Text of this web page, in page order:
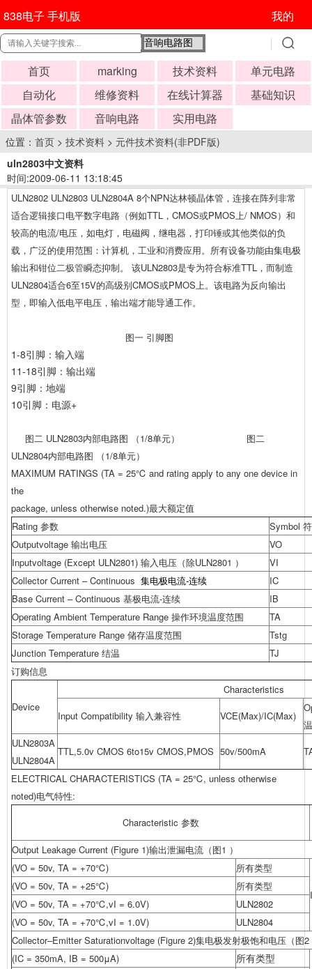
838电子 手机版 我的
首页 marking 技术资料
单元电路
自动化
维修资料 在线计算器
基础知识
晶体管参数
音响电路 实用电路
位置： 首页 > 技术资料 > 元件技术资料(非PDF版)
uln2803中文资料
时间:2009-06-11 13:18:45
ULN2802 ULN2803 ULN2804A 8个NPN达林顿晶体管，连接在阵列非常
适合逻辑接口电平数字电路（例如TTL，CMOS或PMOS上/ NMOS）和
较高的电流/电压，如电灯，电磁阀，继电器，打印锤或其他类似的负
载，广泛的使用范围：计算机，工业和消费应用。所有设备功能由集电极
输出和钳位二极管瞬态抑制。 该ULN2803是专为符合标准TTL，而制造
ULN2804适合6至15V的高级别CMOS或PMOS上。该电路为反向输出
型，即输入低电平电压，输出端才能导通工作。
图一 引脚图
1-8引脚：输入端
11-18引脚：输出端
9引脚：地端
10引脚：电源+
图二 ULN2803内部电路图 （1/8单元） 图二
ULN2804内部电路图 （1/8单元）
MAXIMUM RATINGS (TA = 25℃ and rating apply to any one device in
the
package, unless otherwise noted.)最大额定值
Rating 参数
Symbol
Outputvoltage 输出电压
VO
Inputvoltage (Except ULN2801) 输入电压（除ULN2801 ）
VI
Collector Current – Continuous 集电极电流-连续
IC
Base Current – Continuous 基极电流-连续
IB
Operating Ambient Temperature Range 操作环境温度范围
TA
Storage Temperature Range 储存温度范围
Tstg
Junction Temperature 结温
TJ
订购信息
Device
Characteristics
Input Compatibility 输入兼容性
VCE(Max)/IC(Max)
ULN2803A
ULN2804A
TTL,5.0v CMOS 6to15v CMOS,PMOS 50v/500mA
ELECTRICAL CHARACTERISTICS (TA = 25℃, unless otherwise
noted)电气特性:
Characteristic 参数
Output Leakage Current (Figure 1)输出泄漏电流（图1 ）
(VO = 50v, TA = +70℃)
所有类型
(VO = 50v, TA = +25℃)
所有类型
(VO = 50v, TA = +70℃,vI = 6.0V)
ULN2802
(VO = 50v, TA = +70℃,vI = 1.0V)
ULN2804
Collector–Emitter Saturationvoltage (Figure 2)集电极发射极饱和电压（图2
(IC = 350mA, IB = 500μA)
所有类型